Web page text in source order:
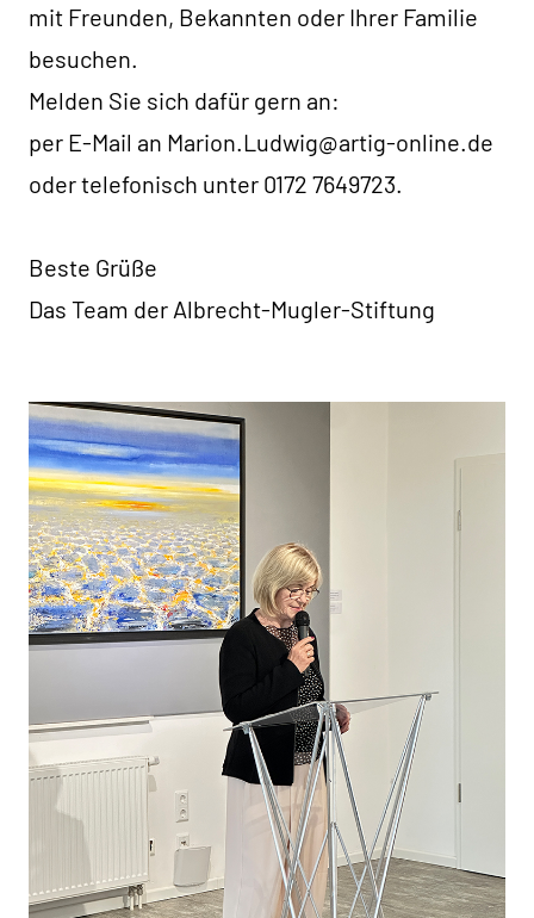
mit Freunden, Bekannten oder Ihrer Familie
besuchen.
Melden Sie sich dafür gern an:
per E-Mail an Marion.Ludwig@artig-online.de
oder telefonisch unter 0172 7649723.
Beste Grüße
Das Team der Albrecht-Mugler-Stiftung